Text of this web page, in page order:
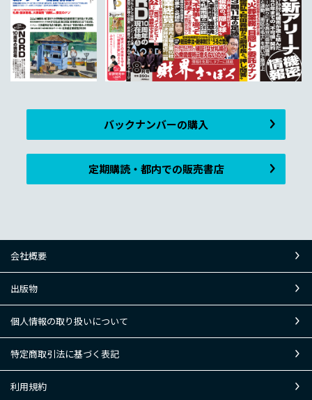
バックナンバーの購入
定期購読・都内での販売書店
会社概要
出版物
個人情報の取り扱いについて
特定商取引法に基づく表記
利用規約